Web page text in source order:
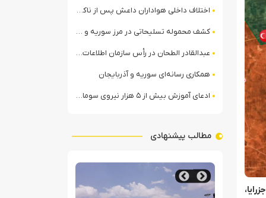
اختلاف داخلی هواداران داعش پس از ناکامی عملیات انغماسی داعش در رقه
کشف محموله تسلیحاتی در مرز سوریه و عراق توسط نیروهای الجولانی
عبدالقادر الطحان در رأس سازمان اطلاعات سوریه؛ گمانه‌زنی‌ها درباره اختلافات در ساختار امنیتی
همکاری رسانه‌ای سوریه و آذربایجان
ادعای آموزش بیش از ۵ هزار نیروی سومالیایی با نظارت عربستان
مطالب پیشنهادی